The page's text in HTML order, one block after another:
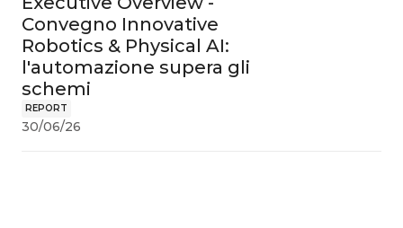
REPORT
Convegno Innovative
Robotics & Physical AI:
l'automazione supera gli
schemi
30/06/26